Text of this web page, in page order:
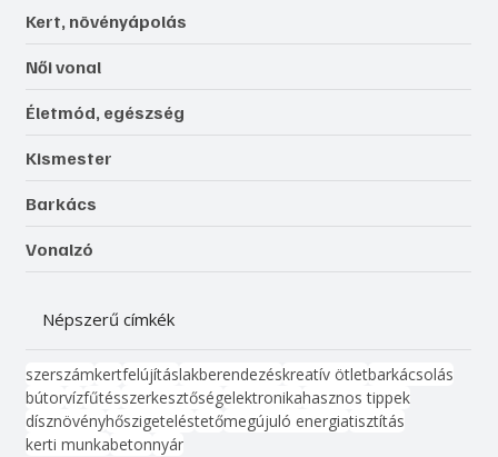
Kert, növényápolás
Női vonal
Életmód, egészség
Kismester
Barkács
Vonalzó
Népszerű címkék
szerszámkertfelújításlakberendezéskreatív ötletbarkácsolás
bútorvízfűtésszerkesztőségelektronikahasznos tippek
dísznövényhőszigeteléstetőmegújuló energiatisztítás
kerti munkabetonnyár